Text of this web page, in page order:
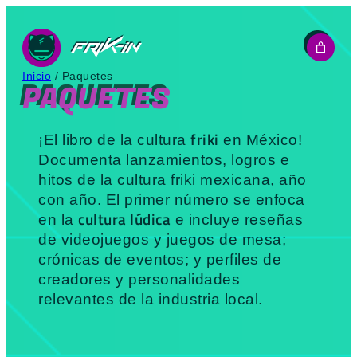
contenido
Inicio / Paquetes
PAQUETES
¡El libro de la cultura friki en México!
Documenta lanzamientos, logros e
hitos de la cultura friki mexicana, año
con año. El primer número se enfoca
en la cultura lúdica e incluye reseñas
de videojuegos y juegos de mesa;
crónicas de eventos; y perfiles de
creadores y personalidades
relevantes de la industria local.